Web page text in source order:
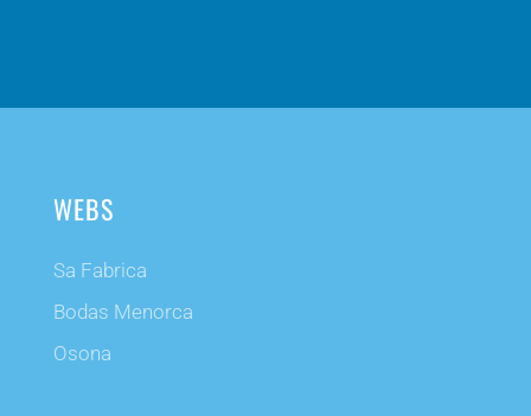
WEBS
Sa Fabrica
Bodas Menorca
Osona